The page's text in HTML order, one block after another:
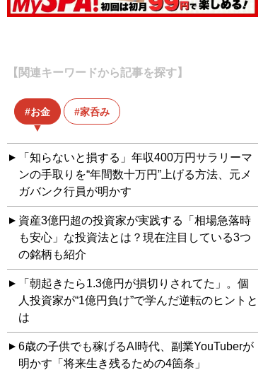
【関連キーワードから記事を探す】
お金 家呑み
「知らないと損する」年収400万円サラリーマ
ンの手取りを“年間数十万円”上げる方法、元メ
ガバンク行員が明かす
資産3億円超の投資家が実践する「相場急落時
も安心」な投資法とは？現在注目している3つ
の銘柄も紹介
「朝起きたら1.3億円が損切りされてた」。個
人投資家が“1億円負け”で学んだ逆転のヒントと
は
6歳の子供でも稼げるAI時代、副業YouTuberが
明かす「将来生き残るための4箇条」